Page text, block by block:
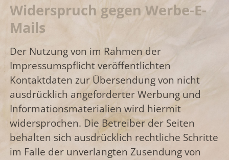
Widerspruch gegen Werbe-E-
Mails
Der Nutzung von im Rahmen der
Impressumspflicht veröffentlichten
Kontaktdaten zur Übersendung von nicht
ausdrücklich angeforderter Werbung und
Informationsmaterialien wird hiermit
widersprochen. Die Betreiber der Seiten
behalten sich ausdrücklich rechtliche Schritte
im Falle der unverlangten Zusendung von